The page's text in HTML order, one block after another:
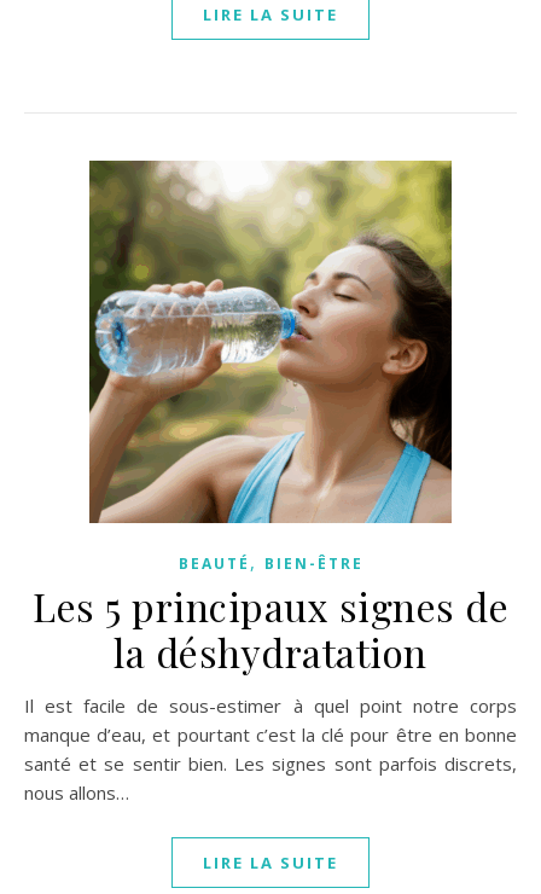
LIRE LA SUITE
BEAUTÉ , BIEN-ÊTRE
Les 5 principaux signes de
la déshydratation
Il est facile de sous-estimer à quel point notre corps
manque d’eau, et pourtant c’est la clé pour être en bonne
santé et se sentir bien. Les signes sont parfois discrets,
nous allons…
LIRE LA SUITE